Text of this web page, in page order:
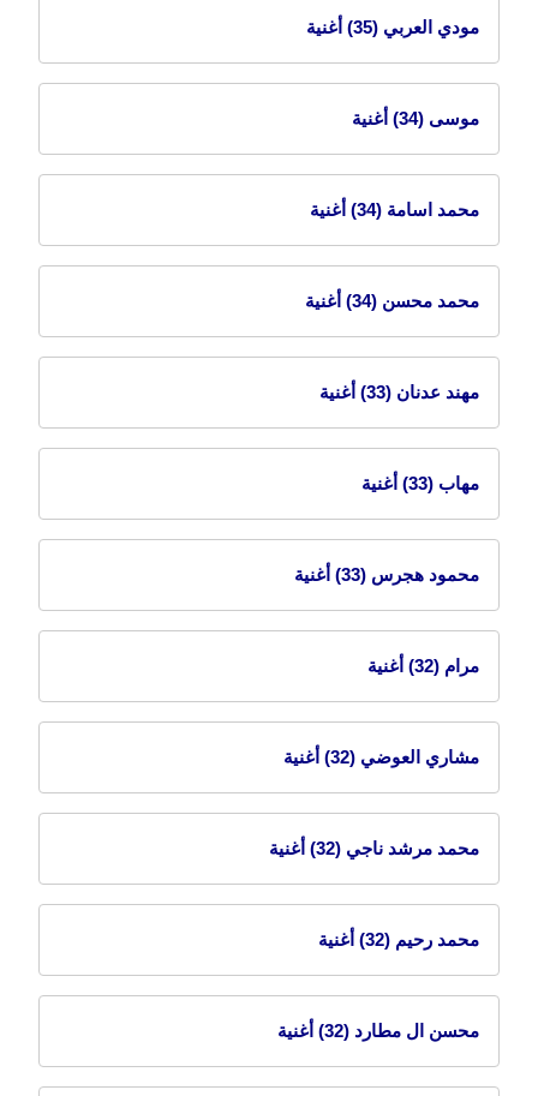
مودي العربي (35) أغنية
موسى (34) أغنية
محمد اسامة (34) أغنية
محمد محسن (34) أغنية
مهند عدنان (33) أغنية
مهاب (33) أغنية
محمود هجرس (33) أغنية
مرام (32) أغنية
مشاري العوضي (32) أغنية
محمد مرشد ناجي (32) أغنية
محمد رحيم (32) أغنية
محسن ال مطارد (32) أغنية